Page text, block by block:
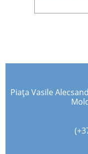
Piața Vasile